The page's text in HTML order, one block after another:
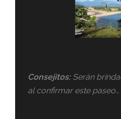
Consejitos:Serán
al confirmar este paseo…